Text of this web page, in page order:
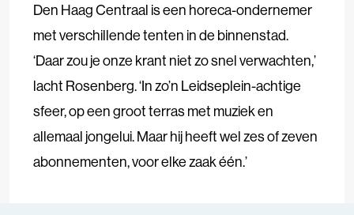
Den Haag Centraal is een horeca-ondernemer
met verschillende tenten in de binnenstad.
‘Daar zou je onze krant niet zo snel verwachten,’
lacht Rosenberg. ‘In zo’n Leidseplein-achtige
sfeer, op een groot terras met muziek en
allemaal jongelui. Maar hij heeft wel zes of zeven
abonnementen, voor elke zaak één.’